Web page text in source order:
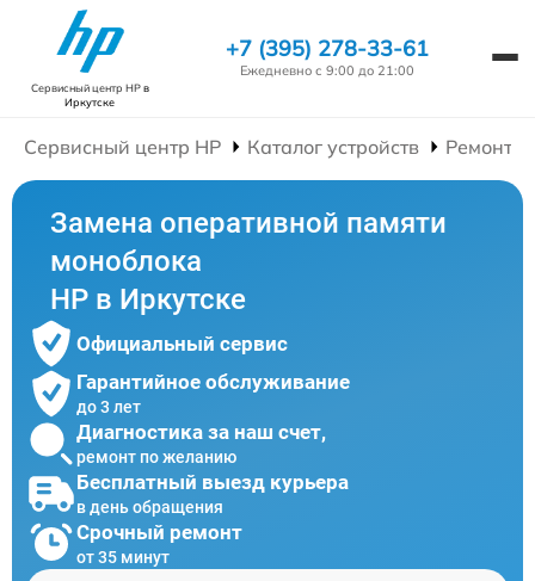
Сервисный центр HPв
Иркутске
+7 (395) 278-33-61
Ежедневно с 9:00 до 21:00
Сервисный центр HP Каталог устройств Ремонт
Замена оперативной памяти
моноблока
HP в Иркутске
Официальный сервис
Гарантийное обслуживание
до 3 лет
Диагностика за наш счет,
ремонт по желанию
Бесплатный выезд курьера
в день обращения
Срочный ремонт
от 35 минут